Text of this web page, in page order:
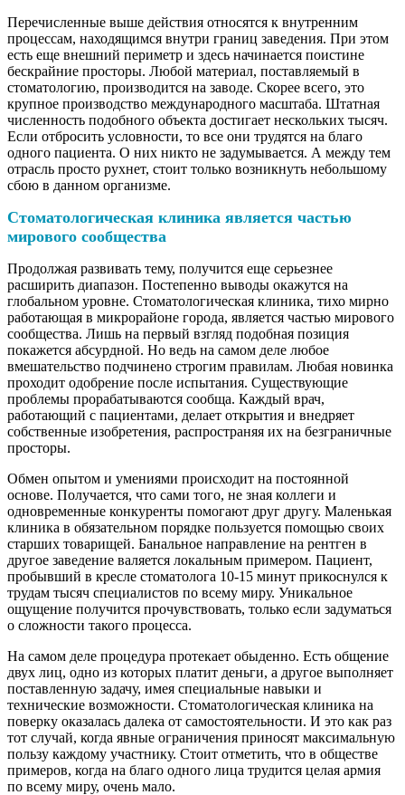
Перечисленные выше действия относятся к внутренним
процессам, находящимся внутри границ заведения. При этом
есть еще внешний периметр и здесь начинается поистине
бескрайние просторы. Любой материал, поставляемый в
стоматологию, производится на заводе. Скорее всего, это
крупное производство международного масштаба. Штатная
численность подобного объекта достигает нескольких тысяч.
Если отбросить условности, то все они трудятся на благо
одного пациента. О них никто не задумывается. А между тем
отрасль просто рухнет, стоит только возникнуть небольшому
сбою в данном организме.
Стоматологическая клиника является частью
мирового сообщества
Продолжая развивать тему, получится еще серьезнее
расширить диапазон. Постепенно выводы окажутся на
глобальном уровне. Стоматологическая клиника, тихо мирно
работающая в микрорайоне города, является частью мирового
сообщества. Лишь на первый взгляд подобная позиция
покажется абсурдной. Но ведь на самом деле любое
вмешательство подчинено строгим правилам. Любая новинка
проходит одобрение после испытания. Существующие
проблемы прорабатываются сообща. Каждый врач,
работающий с пациентами, делает открытия и внедряет
собственные изобретения, распространяя их на безграничные
просторы.
Обмен опытом и умениями происходит на постоянной
основе. Получается, что сами того, не зная коллеги и
одновременные конкуренты помогают друг другу. Маленькая
клиника в обязательном порядке пользуется помощью своих
старших товарищей. Банальное направление на рентген в
другое заведение валяется локальным примером. Пациент,
пробывший в кресле стоматолога 10-15 минут прикоснулся к
трудам тысяч специалистов по всему миру. Уникальное
ощущение получится прочувствовать, только если задуматься
о сложности такого процесса.
На самом деле процедура протекает обыденно. Есть общение
двух лиц, одно из которых платит деньги, а другое выполняет
поставленную задачу, имея специальные навыки и
технические возможности. Стоматологическая клиника на
поверку оказалась далека от самостоятельности. И это как раз
тот случай, когда явные ограничения приносят максимальную
пользу каждому участнику. Стоит отметить, что в обществе
примеров, когда на благо одного лица трудится целая армия
по всему миру, очень мало.